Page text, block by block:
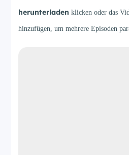
herunterladen klicken oder das
hinzufügen, um mehrere Episoden